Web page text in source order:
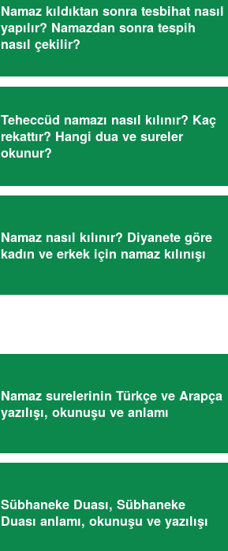
Namaz kıldıktan sonra tesbihat nasıl
yapılır? Namazdan sonra tespih
nasıl çekilir?
Teheccüd namazı nasıl kılınır? Kaç
rekattır? Hangi dua ve sureler
okunur?
Namaz nasıl kılınır? Diyanete göre
kadın ve erkek için namaz kılınışı
Namaz surelerinin Türkçe ve Arapça
yazılışı, okunuşu ve anlamı
Sübhaneke Duası, Sübhaneke
Duası anlamı, okunuşu ve yazılışı